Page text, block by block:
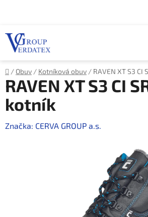
Domů
/ Obuv / Kotníková obuv / RAVEN XT S3 CI
RAVEN XT S3 CI
kotník
Značka: CERVA GROUP a.s.